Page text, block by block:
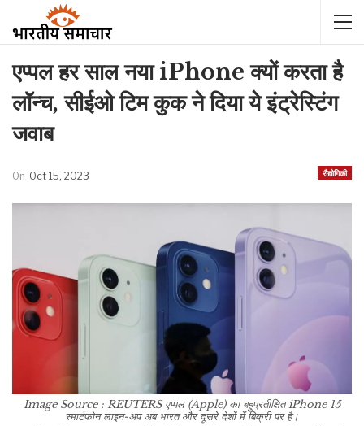
एप्पल हर साल नया iPhone क्यों करता है
लॉन्च, सीईओ टिम कुक ने दिया ये इंट्रेस्टिंग
जवाब
रौद्योगिकी
On Oct 15, 2023
Image Source : REUTERSएप्पल (Apple) का बहुप्रतीक्षित iPhone 15
स्मार्टफोन लाइन-अप अब भारत और दूसरे देशों में बिक्री पर है।